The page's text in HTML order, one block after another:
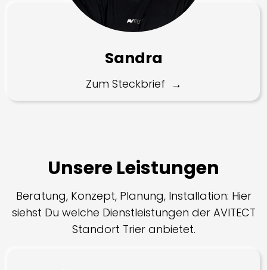
Sandra
Zum Steckbrief
Unsere Leistungen
Beratung, Konzept, Planung, Installation: Hier
siehst Du welche Dienstleistungen der AVITECT
Standort Trier anbietet.